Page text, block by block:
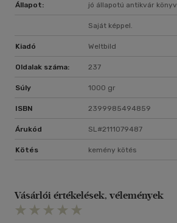
Állapot: jó állapotú antikvár könyv
Saját képpel.
Kiadó Weltbild
Oldalak száma: 237
Súly 1000 gr
ISBN 2399985494859
Árukód SL#2111079487
Kötés kemény kötés
Vásárlói értékelések, vélemények